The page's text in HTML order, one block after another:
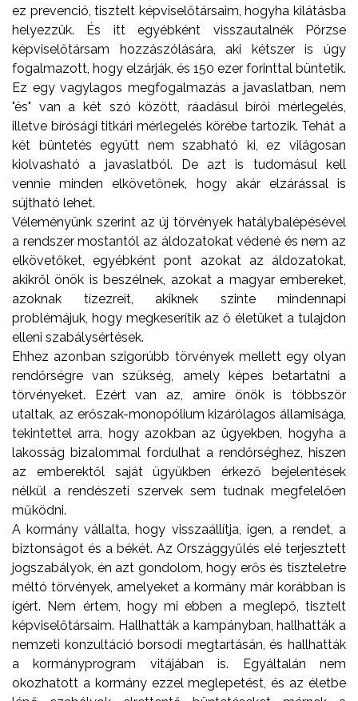
ez prevenció, tisztelt képviselőtársaim, hogyha kilátásba
helyezzük. És itt egyébként visszautalnék Pörzse
képviselőtársam hozzászólására, aki kétszer is úgy
fogalmazott, hogy elzárják, és 150 ezer forinttal büntetik.
Ez egy vagylagos megfogalmazás a javaslatban, nem
"és" van a két szó között, ráadásul bírói mérlegelés,
illetve bírósági titkári mérlegelés körébe tartozik. Tehát a
két büntetés együtt nem szabható ki, ez világosan
kiolvasható a javaslatból. De azt is tudomásul kell
vennie minden elkövetőnek, hogy akár elzárással is
sújtható lehet.
Véleményünk szerint az új törvények hatálybalépésével
a rendszer mostantól az áldozatokat védené és nem az
elkövetőket, egyébként pont azokat az áldozatokat,
akikről önök is beszélnek, azokat a magyar embereket,
azoknak tízezreit, akiknek szinte mindennapi
problémájuk, hogy megkeserítik az ő életüket a tulajdon
elleni szabálysértések.
Ehhez azonban szigorúbb törvények mellett egy olyan
rendőrségre van szükség, amely képes betartatni a
törvényeket. Ezért van az, amire önök is többször
utaltak, az erőszak-monopólium kizárólagos államisága,
tekintettel arra, hogy azokban az ügyekben, hogyha a
lakosság bizalommal fordulhat a rendőrséghez, hiszen
az emberektől saját ügyükben érkező bejelentések
nélkül a rendészeti szervek sem tudnak megfelelően
működni.
A kormány vállalta, hogy visszaállítja, igen, a rendet, a
biztonságot és a békét. Az Országgyűlés elé terjesztett
jogszabályok, én azt gondolom, hogy erős és tiszteletre
méltó törvények, amelyeket a kormány már korábban is
ígért. Nem értem, hogy mi ebben a meglepő, tisztelt
képviselőtársaim. Hallhatták a kampányban, hallhatták a
nemzeti konzultáció borsodi megtartásán, és hallhatták
a kormányprogram vitájában is. Egyáltalán nem
okozhatott a kormány ezzel meglepetést, és az életbe